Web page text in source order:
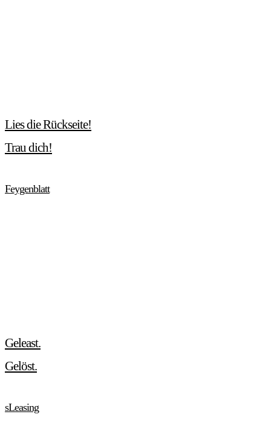
Lies die Rückseite!
Trau dich!
Feygenblatt
Geleast.
Gelöst.
sLeasing